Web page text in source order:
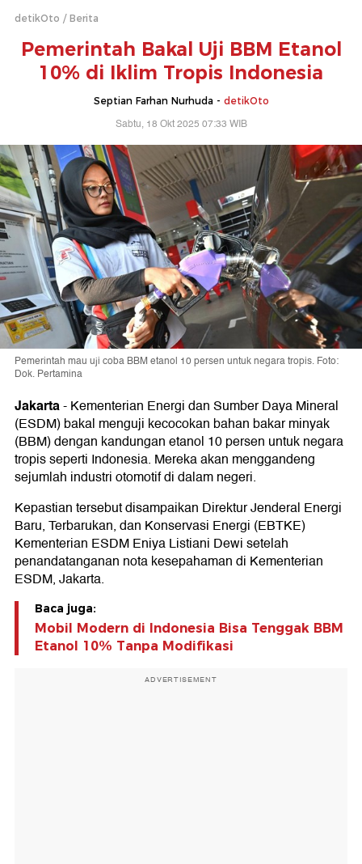
detikOto Berita
Pemerintah Bakal Uji BBM Etanol
10% di Iklim Tropis Indonesia
Septian Farhan Nurhuda - detikOto
Sabtu, 18 Okt 2025 07:33 WIB
Pemerintah mau uji coba BBM etanol 10 persen untuk negara tropis. Foto:
Dok. Pertamina
Jakarta-Kementerian Energi dan Sumber Daya Mineral
(ESDM) bakal menguji kecocokan bahan bakar minyak
(BBM) dengan kandungan etanol 10 persen untuk negara
tropis seperti Indonesia. Mereka akan menggandeng
sejumlah industri otomotif di dalam negeri.
Kepastian tersebut disampaikan Direktur Jenderal Energi
Baru, Terbarukan, dan Konservasi Energi (EBTKE)
Kementerian ESDM Eniya Listiani Dewi setelah
penandatanganan nota kesepahaman di Kementerian
ESDM, Jakarta.
Baca juga:
Mobil Modern di Indonesia Bisa Tenggak BBM
Etanol 10% Tanpa Modifikasi
ADVERTISEMENT